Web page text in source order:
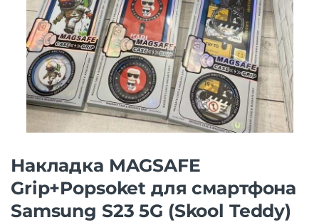
Накладка MAGSAFE
Grip+Popsoket для смартфона
Samsung S23 5G (Skool Teddy)